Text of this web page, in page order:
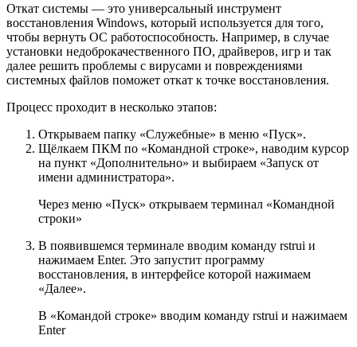
Откат системы — это универсальный инструмент
восстановления Windows, который используется для того,
чтобы вернуть ОС работоспособность. Например, в случае
установки недоброкачественного ПО, драйверов, игр и так
далее решить проблемы с вирусами и повреждениями
системных файлов поможет откат к точке восстановления.
Процесс проходит в несколько этапов:
Открываем папку «Служебные» в меню «Пуск».
Щёлкаем ПКМ по «Командной строке», наводим курсор
на пункт «Дополнительно» и выбираем «Запуск от
имени администратора».
Через меню «Пуск» открываем терминал «Командной
строки»
В появившемся терминале вводим команду rstrui и
нажимаем Enter. Это запустит программу
восстановления, в интерфейсе которой нажимаем
«Далее».
В «Командой строке» вводим команду rstrui и нажимаем
Enter